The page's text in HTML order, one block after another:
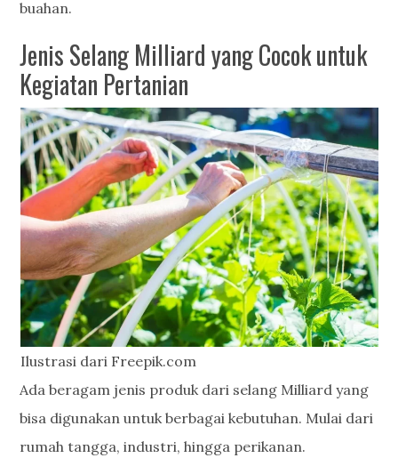
buahan.
Jenis Selang Milliard yang Cocok untuk
Kegiatan Pertanian
Ilustrasi dari Freepik.com
Ada beragam jenis produk dari selang Milliard yang
bisa digunakan untuk berbagai kebutuhan. Mulai dari
rumah tangga, industri, hingga perikanan.